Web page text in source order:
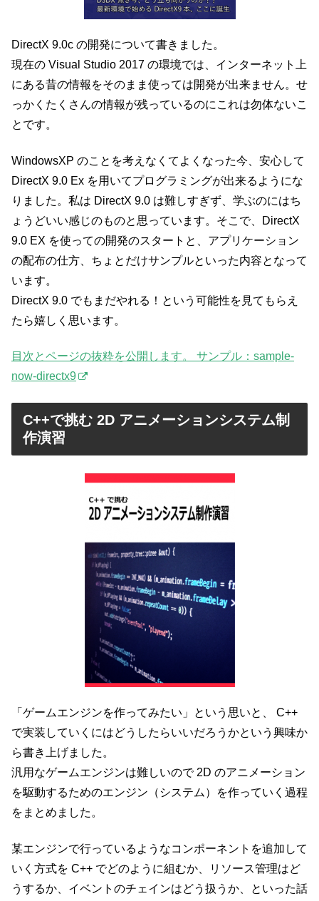
DirectX 9.0c の開発について書きました。
現在の Visual Studio 2017 の環境では、インターネット上
にある昔の情報をそのまま使っては開発が出来ません。せ
っかくたくさんの情報が残っているのにこれは勿体ないこ
とです。
WindowsXP のことを考えなくてよくなった今、安心して
DirectX 9.0 Ex を用いてプログラミングが出来るようにな
りました。私は DirectX 9.0 は難しすぎず、学ぶのにはち
ょうどいい感じのものと思っています。そこで、DirectX
9.0 EX を使っての開発のスタートと、アプリケーション
の配布の仕方、ちょとだけサンプルといった内容となって
います。
DirectX 9.0 でもまだやれる！という可能性を見てもらえ
たら嬉しく思います。
目次とページの抜粋を公開します。 サンプル：sample-
now-directx9
C++で挑む 2D アニメーションシステム制
作演習
「ゲームエンジンを作ってみたい」という思いと、 C++
で実装していくにはどうしたらいいだろうかという興味か
ら書き上げました。
汎用なゲームエンジンは難しいので 2D のアニメーション
を駆動するためのエンジン（システム）を作っていく過程
をまとめました。
某エンジンで行っているようなコンポーネントを追加して
いく方式を C++ でどのように組むか、リソース管理はど
うするか、イベントのチェインはどう扱うか、といった話